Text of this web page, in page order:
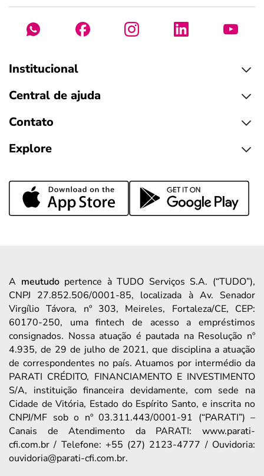
Institucional
Central de ajuda
Contato
Explore
A meutudopertence à TUDO Serviços S.A. (“TUDO”),
CNPJ 27.852.506/0001-85, localizada à Av. Senador
Virgílio Távora, nº 303, Meireles, Fortaleza/CE, CEP:
60170-250, uma fintech de acesso a empréstimos
consignados. Nossa atuação é pautada na Resolução nº
4.935, de 29 de julho de 2021, que disciplina a atuação
de correspondentes no país. Atuamos por intermédio da
PARATI CRÉDITO, FINANCIAMENTO E INVESTIMENTO
S/A, instituição financeira devidamente, com sede na
Cidade de Vitória, Estado do Espírito Santo, e inscrita no
CNPJ/MF sob o nº 03.311.443/0001-91 (“PARATI”) –
Canais de Atendimento da PARATI: www.parati-
cfi.com.br / Telefone: +55 (27) 2123-4777 / Ouvidoria:
ouvidoria@parati-cfi.com.br.